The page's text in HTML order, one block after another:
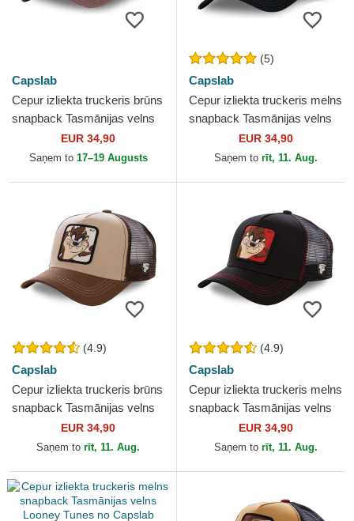
Capslab
Cepur izliekta truckeris brūns
snapback Tasmānijas velns
Looney Tunes no Capslab
EUR 34,90
Saņem to 17–19 Augusts
(5)
Capslab
Cepur izliekta truckeris melns
snapback Tasmānijas velns
Looney Tunes no Capslab
EUR 34,90
Saņem to rīt, 11. Aug.
(4.9)
Capslab
Cepur izliekta truckeris brūns
snapback Tasmānijas velns
Looney Tunes no Capslab
EUR 34,90
Saņem to rīt, 11. Aug.
(4.9)
Capslab
Cepur izliekta truckeris melns
snapback Tasmānijas velns
Looney Tunes no Capslab
EUR 34,90
Saņem to rīt, 11. Aug.